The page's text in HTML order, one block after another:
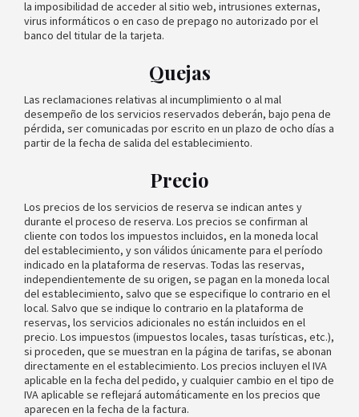
la imposibilidad de acceder al sitio web, intrusiones externas,
virus informáticos o en caso de prepago no autorizado por el
banco del titular de la tarjeta.
Quejas
Las reclamaciones relativas al incumplimiento o al mal
desempeño de los servicios reservados deberán, bajo pena de
pérdida, ser comunicadas por escrito en un plazo de ocho días a
partir de la fecha de salida del establecimiento.
Precio
Los precios de los servicios de reserva se indican antes y
durante el proceso de reserva. Los precios se confirman al
cliente con todos los impuestos incluidos, en la moneda local
del establecimiento, y son válidos únicamente para el período
indicado en la plataforma de reservas. Todas las reservas,
independientemente de su origen, se pagan en la moneda local
del establecimiento, salvo que se especifique lo contrario en el
local. Salvo que se indique lo contrario en la plataforma de
reservas, los servicios adicionales no están incluidos en el
precio. Los impuestos (impuestos locales, tasas turísticas, etc.),
si proceden, que se muestran en la página de tarifas, se abonan
directamente en el establecimiento. Los precios incluyen el IVA
aplicable en la fecha del pedido, y cualquier cambio en el tipo de
IVA aplicable se reflejará automáticamente en los precios que
aparecen en la fecha de la factura.